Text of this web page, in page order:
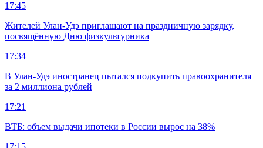
17:45
Жителей Улан-Удэ приглашают на праздничную зарядку,
посвящённую Дню физкультурника
17:34
В Улан-Удэ иностранец пытался подкупить правоохранителя
за 2 миллиона рублей
17:21
ВТБ: объем выдачи ипотеки в России вырос на 38%